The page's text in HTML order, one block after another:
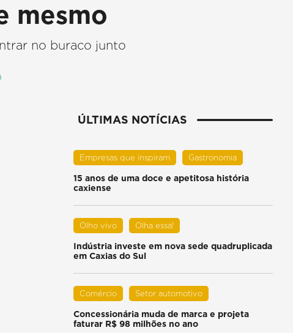
mesmo
no buraco junto
ÚLTIMAS NOTÍCIAS
Empresas que inspiram Gastronomia
15 anos de uma doce e apetitosa história
caxiense
Olho vivo Olha essa!
Indústria investe em nova sede quadruplicada
em Caxias do Sul
Comércio Setor automotivo
Concessionária muda de marca e projeta
faturar R$ 98 milhões no ano